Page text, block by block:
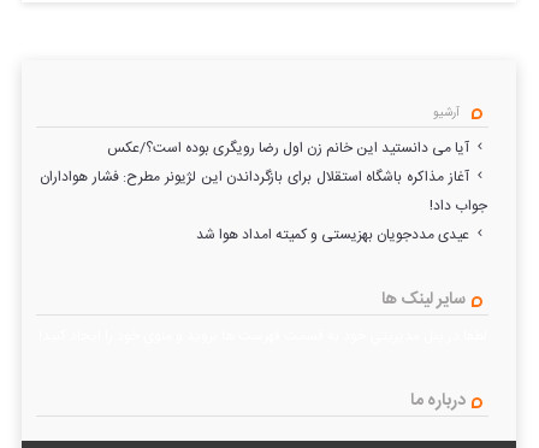
آرشیو
آیا می دانستید این خانم زن اول رضا رویگری بوده است؟/عکس
آغاز مذاکره باشگاه استقلال برای بازگرداندن این لژیونر مطرح: فشار هواداران
جواب داد!
عیدی مددجویان بهزیستی و کمیته امداد هوا شد
سایر لینک ها
درباره ما